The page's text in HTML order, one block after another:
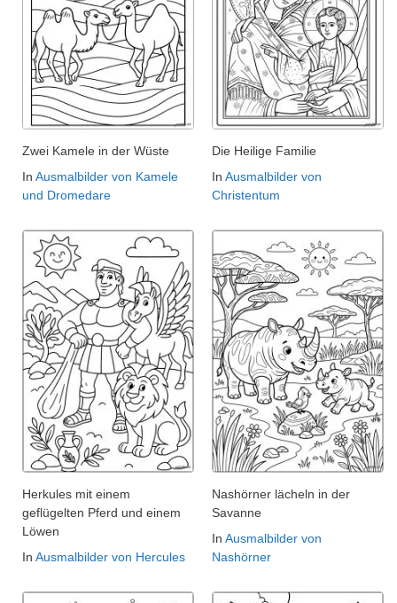
Zwei Kamele in der Wüste
In Ausmalbilder von Kamele
und Dromedare
Die Heilige Familie
In Ausmalbilder von
Christentum
Herkules mit einem
geflügelten Pferd und einem
Löwen
In Ausmalbilder von Hercules
Nashörner lächeln in der
Savanne
In Ausmalbilder von
Nashörner